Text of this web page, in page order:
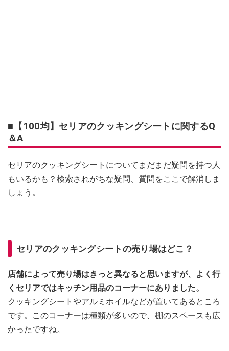
■【100均】セリアのクッキングシートに関するQ
＆A
セリアのクッキングシートについてまだまだ疑問を持つ人
もいるかも？検索されがちな疑問、質問をここで解消しま
しょう。
セリアのクッキングシートの売り場はどこ？
店舗によって売り場はきっと異なると思いますが、よく行
くセリアではキッチン用品のコーナーにありました。
クッキングシートやアルミホイルなどが置いてあるところ
です。このコーナーは種類が多いので、棚のスペースも広
かったですね。